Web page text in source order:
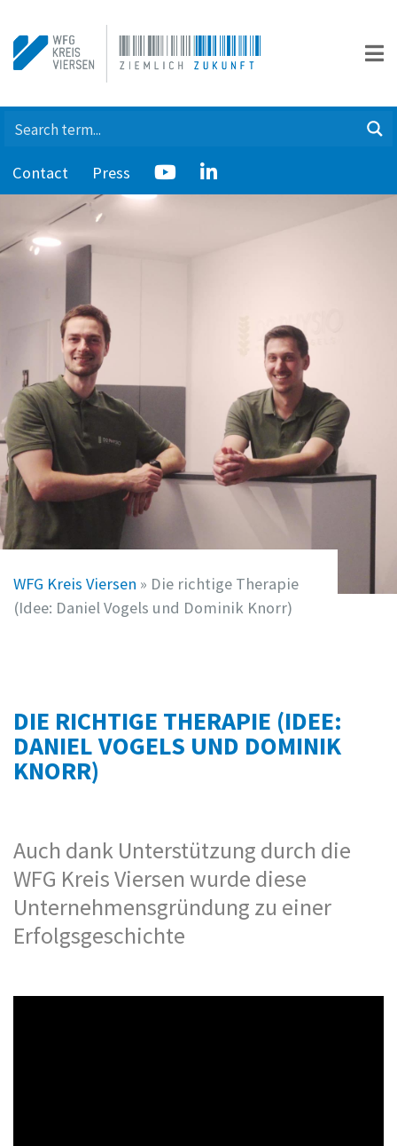
Contact Press
WFG Kreis Viersen » Die richtige Therapie
(Idee: Daniel Vogels und Dominik Knorr)
DIE RICHTIGE THERAPIE (IDEE:
DANIEL VOGELS UND DOMINIK
KNORR)
Auch dank Unterstützung durch die
WFG Kreis Viersen wurde diese
Unternehmensgründung zu einer
Erfolgsgeschichte